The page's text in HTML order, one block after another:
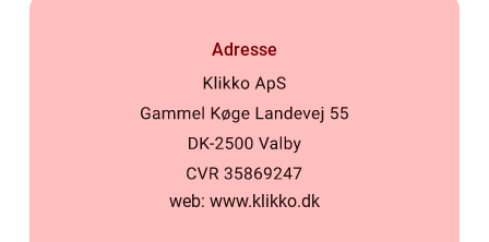
Adresse
web: www.klikko.dk